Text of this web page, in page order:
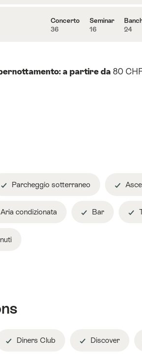
Concerto
36
Seminar
16
24
a partire da 80
Parcheggio sotterraneo
Aria condizionata Bar
Diners Club Discover